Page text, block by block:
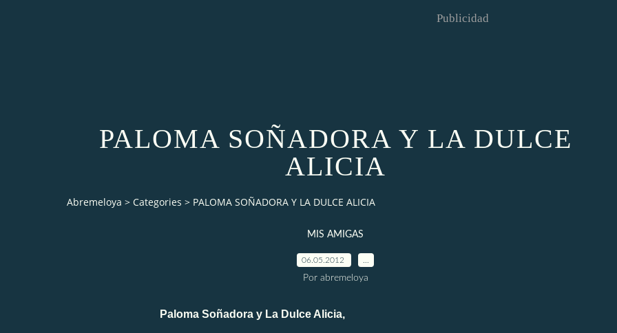
Publicidad
PALOMA SOÑADORA Y LA DULCE
ALICIA
Abremeloya > Categories > PALOMA SOÑADORA Y LA DULCE ALICIA
MIS AMIGAS
06.05.2012
Por abremeloya
Paloma Soñadora y La Dulce Alicia,